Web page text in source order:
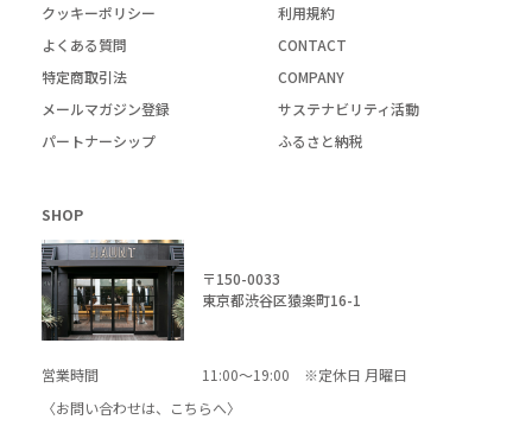
クッキーポリシー
利用規約
よくある質問
CONTACT
特定商取引法
COMPANY
メールマガジン登録
サステナビリティ活動
パートナーシップ
ふるさと納税
SHOP
〒150-0033
東京都渋谷区猿楽町16-1
営業時間
11:00～19:00 ※定休日 月曜日
〈お問い合わせは、
こちらへ〉